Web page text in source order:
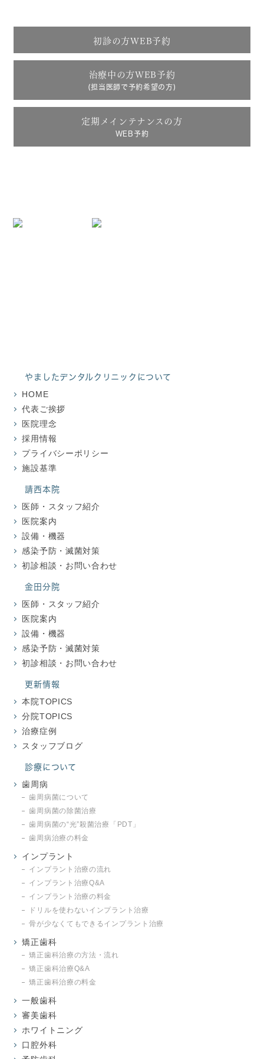
初診の方WEB予約
治療中の方WEB予約
(担当医師で予約希望の方)
定期メインテナンスの方
WEB予約
やましたデンタルクリニックについて
HOME
代表ご挨拶
医院理念
採用情報
プライバシーポリシー
施設基準
請西本院
医師・スタッフ紹介
医院案内
設備・機器
感染予防・滅菌対策
初診相談・お問い合わせ
金田分院
医師・スタッフ紹介
医院案内
設備・機器
感染予防・滅菌対策
初診相談・お問い合わせ
更新情報
本院TOPICS
分院TOPICS
治療症例
スタッフブログ
診療について
歯周病
歯周病菌について
歯周病菌の除菌治療
歯周病菌の“光”殺菌治療「PDT」
歯周病治療の料金
インプラント
インプラント治療の流れ
インプラント治療Q&A
インプラント治療の料金
ドリルを使わないインプラント治療
骨が少なくてもできるインプラント治療
矯正歯科
矯正歯科治療の方法・流れ
矯正歯科治療Q&A
矯正歯科治療の料金
一般歯科
審美歯科
ホワイトニング
口腔外科